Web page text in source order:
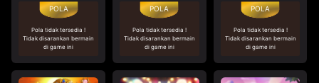
Pola tidak tersedia !
Tidak disarankan bermain
di game ini
Pola tidak tersedia !
Tidak disarankan bermain
di game ini
Pola tidak tersedia !
Tidak disarankan bermain
di game ini